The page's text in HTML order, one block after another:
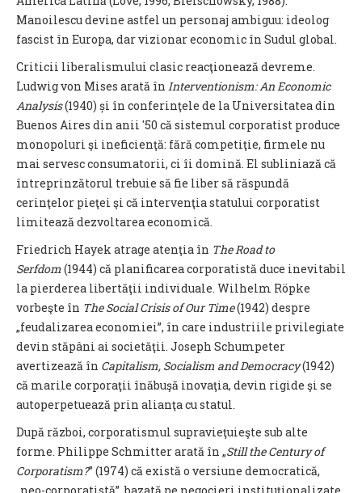
Manoilescu devine astfel un personaj ambiguu: ideolog
fascist în Europa, dar vizionar economic în Sudul global.
Criticii liberalismului clasic reacţionează devreme.
Ludwig von Mises arată în Interventionism: An Economic
Analysis(1940) și în conferinţele de la Universitatea din
Buenos Aires din anii '50 că sistemul corporatist produce
monopoluri şi ineficienţă: fără competiţie, firmele nu
mai servesc consumatorii, ci îi domină. El subliniază că
întreprinzătorul trebuie să fie liber să răspundă
cerinţelor pieţei şi că intervenţia statului corporatist
limitează dezvoltarea economică.
Friedrich Hayek atrage atenţia în The Road to
Serfdom(1944) că planificarea corporatistă duce inevitabil
la pierderea libertăţii individuale. Wilhelm Röpke
vorbeşte în The Social Crisis of Our Time(1942) despre
„feudalizarea economiei”, în care industriile privilegiate
devin stăpâni ai societăţii. Joseph Schumpeter
avertizează în Capitalism, Socialism and Democracy(1942)
că marile corporaţii înăbuşă inovaţia, devin rigide şi se
autoperpetuează prin alianţa cu statul.
După război, corporatismul supravieţuieşte sub alte
forme. Philippe Schmitter arată în „Still the Century of
Corporatism?” (1974) că există o versiune democratică,